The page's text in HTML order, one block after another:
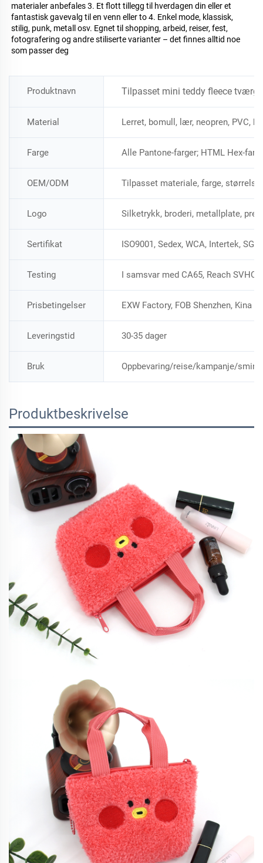
materialer anbefales 3. Et flott tillegg til hverdagen din eller et
fantastisk gavevalg til en venn eller to 4. Enkel mode, klassisk,
stilig, punk, metall osv. Egnet til shopping, arbeid, reiser, fest,
fotografering og andre stiliserte varianter – det finnes alltid noe
som passer deg
Produktnavn Tilpasset mini teddy fleece
Material Lerret, bomull, lær, neopren, PVC,
Farge Alle Pantone-farger; HTML Hex-
OEM/ODM Tilpasset materiale, farge,
Logo Silketrykk, broderi, metallplate,
Sertifikat ISO9001, Sedex, WCA, Intertek, SGS
Testing I samsvar med CA65, Reach SVHC
Prisbetingelser EXW Factory, FOB Shenzhen, Kina
Leveringstid 30-35 dager
Bruk Oppbevaring/reise/kampanje/
Produktbeskrivelse